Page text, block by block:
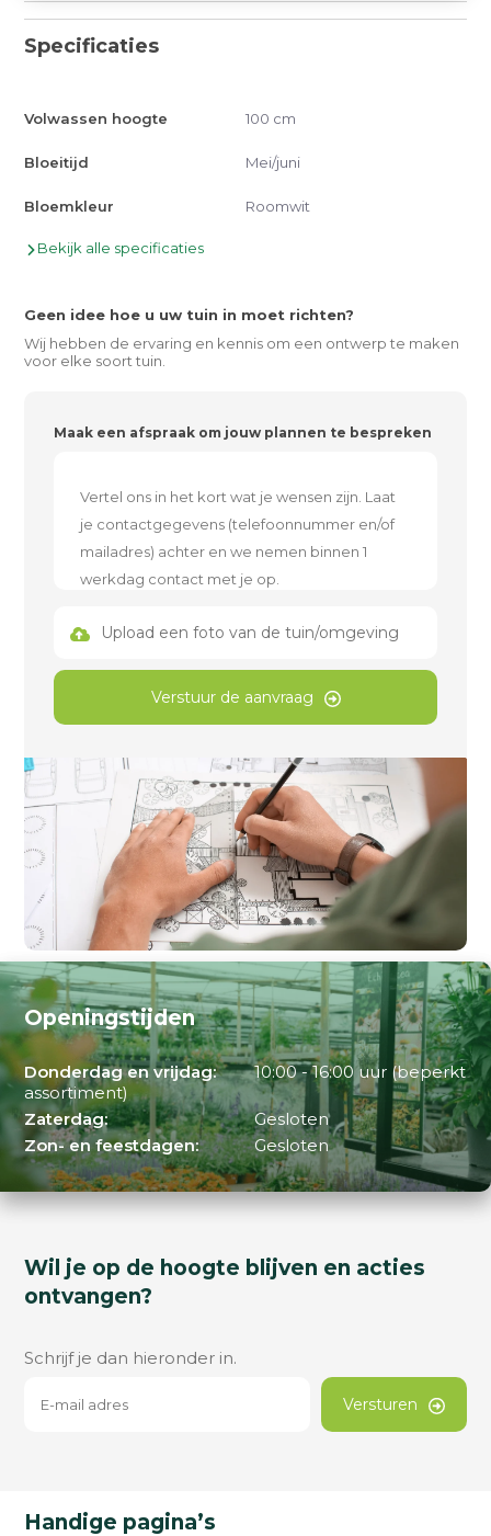
Specificaties
Volwassen hoogte 100 cm
Bloeitijd Mei/juni
Bloemkleur Roomwit
Bekijk alle specificaties
Geen idee hoe u uw tuin in moet richten?
Wij hebben de ervaring en kennis om een ontwerp te maken
voor elke soort tuin.
Maak een afspraak om jouw plannen te bespreken
Upload een foto van de tuin/omgeving
Verstuur de aanvraag
Openingstijden
Donderdag en vrijdag:
10:00 - 16:00 uur (beperkt
assortiment)
Zaterdag:
Gesloten
Zon- en feestdagen:
Gesloten
Wil je op de hoogte blijven en acties
ontvangen?
Schrijf je dan hieronder in.
Versturen
Handige pagina’s